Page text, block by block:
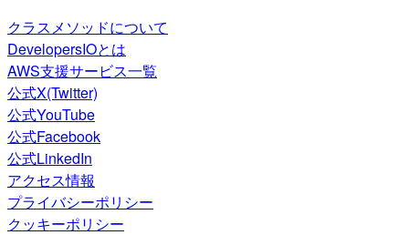
クラスメソッドについて
DevelopersIOとは
AWS支援サービス一覧
公式X(Twitter)
公式YouTube
公式Facebook
公式LinkedIn
アクセス情報
プライバシーポリシー
クッキーポリシー